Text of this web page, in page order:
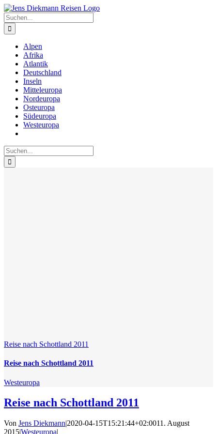
Zum
Inhalt
springen
Suche
nach:
Alpen
Afrika
Atlantik
Deutschland
Inseln
Mitteleuropa
Nordeuropa
Osteuropa
Südeuropa
Westeuropa
Suche
nach:
Reise nach Schottland 2011
Reise nach Schottland 2011
Westeuropa
Reise nach Schottland 2011
Von Jens Diekmann|2020-04-15T15:21:44+02:0011. August
2015|Westeuropa|